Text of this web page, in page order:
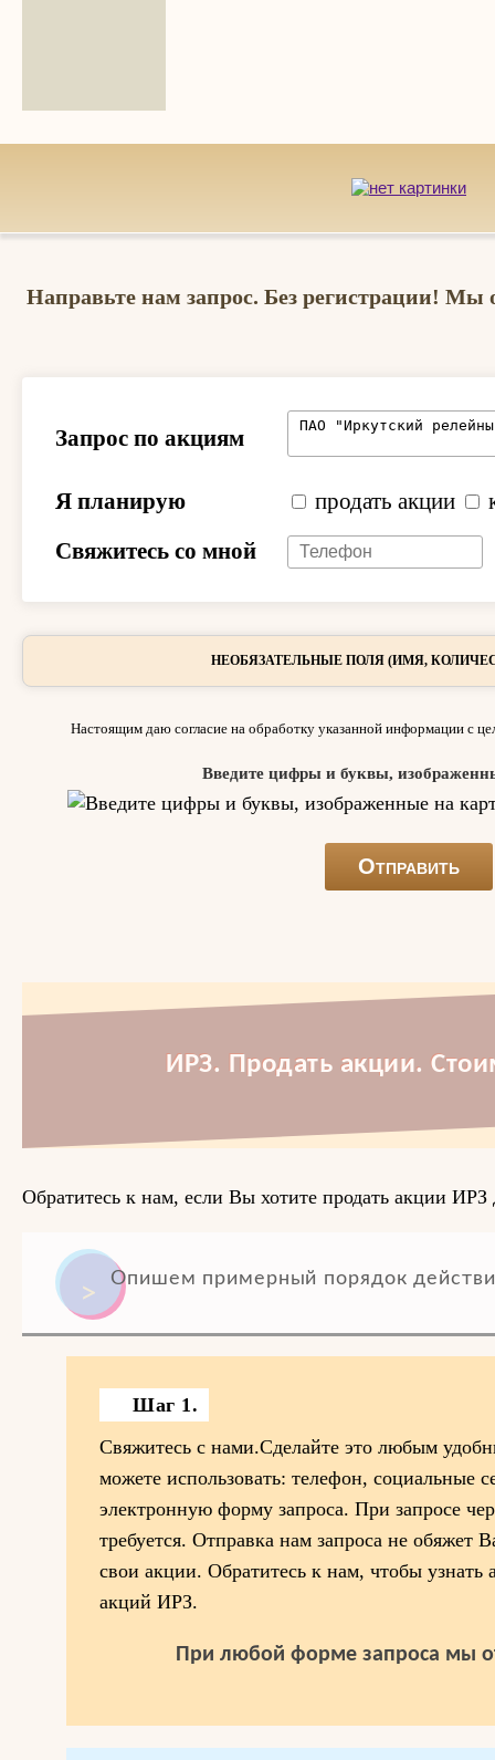
Направьте нам запрос. Без регистрации! Мы
Запрос по акциям
Я планирую продать акции
Свяжитесь со мной
НЕОБЯЗАТЕЛЬНЫЕ ПОЛЯ (ИМЯ,
Настоящим даю согласие на обработку указанной информации с
Введите цифры и буквы,
ИРЗ. Продать акции.
Обратитесь к нам, если Вы хотите продать акции ИРЗ
Опишем примерный порядок
Шаг 1.
Свяжитесь с нами.Сделайте это любым
можете использовать: телефон, социальные
электронную форму запроса. При запросе
требуется. Отправка нам запроса не обяжет
свои акции. Обратитесь к нам, чтобы узнать
акций ИРЗ.
При любой форме запроса мы